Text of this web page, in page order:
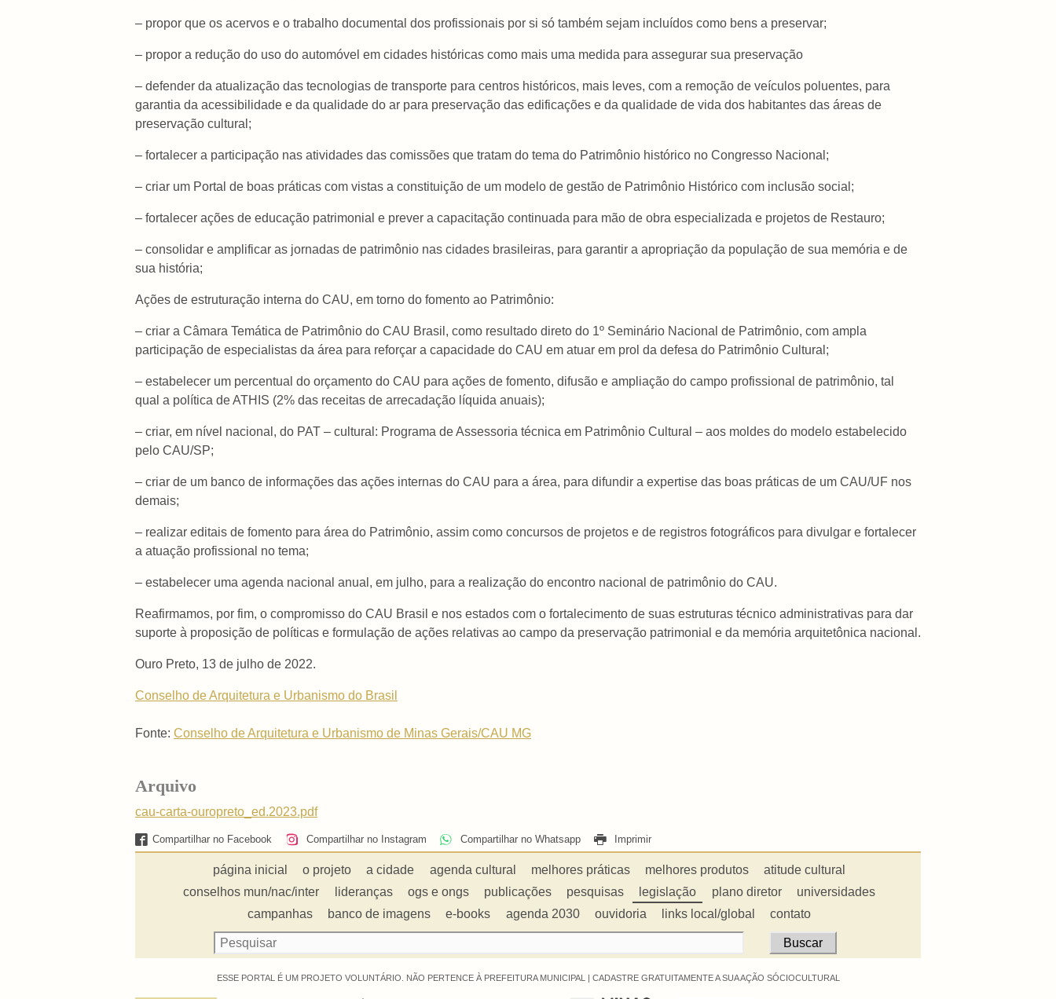
– propor que os acervos e o trabalho documental dos profissionais por si só também sejam incluídos como bens a preservar;
– propor a redução do uso do automóvel em cidades históricas como mais uma medida para assegurar sua preservação
– defender da atualização das tecnologias de transporte para centros históricos, mais leves, com a remoção de veículos poluentes, para
garantia da acessibilidade e da qualidade do ar para preservação das edificações e da qualidade de vida dos habitantes das áreas de
preservação cultural;
– fortalecer a participação nas atividades das comissões que tratam do tema do Patrimônio histórico no Congresso Nacional;
– criar um Portal de boas práticas com vistas a constituição de um modelo de gestão de Patrimônio Histórico com inclusão social;
– fortalecer ações de educação patrimonial e prever a capacitação continuada para mão de obra especializada e projetos de Restauro;
– consolidar e amplificar as jornadas de patrimônio nas cidades brasileiras, para garantir a apropriação da população de sua memória e de
sua história;
Ações de estruturação interna do CAU, em torno do fomento ao Patrimônio:
– criar a Câmara Temática de Patrimônio do CAU Brasil, como resultado direto do 1º Seminário Nacional de Patrimônio, com ampla
participação de especialistas da área para reforçar a capacidade do CAU em atuar em prol da defesa do Patrimônio Cultural;
– estabelecer um percentual do orçamento do CAU para ações de fomento, difusão e ampliação do campo profissional de patrimônio, tal
qual a política de ATHIS (2% das receitas de arrecadação líquida anuais);
– criar, em nível nacional, do PAT – cultural: Programa de Assessoria técnica em Patrimônio Cultural – aos moldes do modelo estabelecido
pelo CAU/SP;
– criar de um banco de informações das ações internas do CAU para a área, para difundir a expertise das boas práticas de um CAU/UF nos
demais;
– realizar editais de fomento para área do Patrimônio, assim como concursos de projetos e de registros fotográficos para divulgar e fortalecer
a atuação profissional no tema;
– estabelecer uma agenda nacional anual, em julho, para a realização do encontro nacional de patrimônio do CAU.
Reafirmamos, por fim, o compromisso do CAU Brasil e nos estados com o fortalecimento de suas estruturas técnico administrativas para dar
suporte à proposição de políticas e formulação de ações relativas ao campo da preservação patrimonial e da memória arquitetônica nacional.
Ouro Preto, 13 de julho de 2022.
Conselho de Arquitetura e Urbanismo do Brasil
Fonte: Conselho de Arquitetura e Urbanismo de Minas Gerais/CAU MG
Arquivo
cau-carta-ouropreto_ed.2023.pdf
Compartilhar no Facebook Compartilhar no Instagram Compartilhar no Whatsapp Imprimir
página inicial o projeto a cidade agenda cultural melhores práticas melhores produtos
atitude cultural
conselhos mun/nac/inter
lideranças ogs e ongs publicações pesquisas legislação plano diretor
universidades
campanhas
banco de imagens e-books agenda 2030 ouvidoria links local/global contato
ESSE PORTAL É UM PROJETO VOLUNTÁRIO. NÃO PERTENCE À PREFEITURA MUNICIPAL | CADASTRE GRATUITAMENTE A SUA AÇÃO SÓCIOCULTURAL